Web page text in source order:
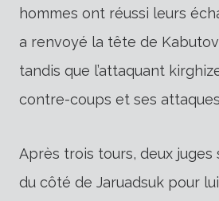
hommes ont réussi leurs
a renvoyé la tête de
tandis que l’attaquant
contre-coups et ses
Après trois tours, deux juges
du côté de Jaruadsuk pour